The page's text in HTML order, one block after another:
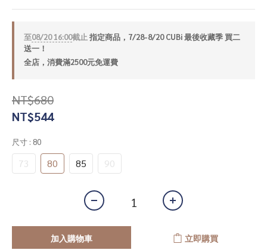
至08/20 16:00截止 指定商品，7/28-8/20 CUBi 最後收藏季 買二
送一！
全店，消費滿2500元免運費
NT$680
NT$544
尺寸 : 80
73 80 85 90
加入購物車 立即購買